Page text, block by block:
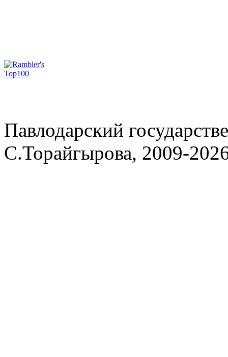
Павлодарский
С.Торайгырова, 2009-